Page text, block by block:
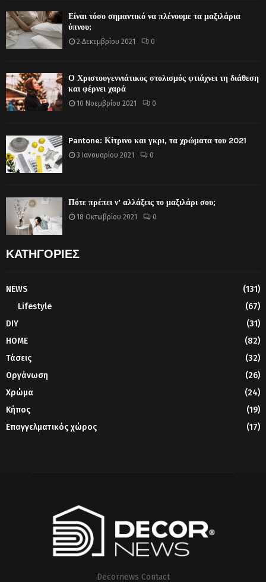
Είναι τόσο σημαντικό να πλένουμε τα μαξιλάρια
ύπνου;
2 Δεκεμβρίου 2021 0
Ο Χριστουγεννιάτικος στολισμός φτιάχνει τη διάθεση
και φέρνει χαρά
10 Νοεμβρίου 2021 0
Pantone: Κίτρινο και γκρι, τα χρώματα του 2021
3 Ιανουαρίου 2021 0
Πότε πρέπει ν’ αλλάξεις το μαξιλάρι σου;
18 Οκτωβρίου 2021 0
ΚΑΤΗΓΟΡΙΕΣ
NEWS
(131)
Lifestyle
(67)
DIY
(31)
HOME
(82)
Τάσεις
(32)
Οργάνωση
(26)
Χρώμα
(24)
Κήπος
(19)
Επαγγελματικός χώρος
(17)
Decornews Contact